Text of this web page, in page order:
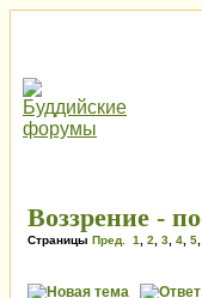
Воззрение -
Страницы Пред. 1 2 3 4 5